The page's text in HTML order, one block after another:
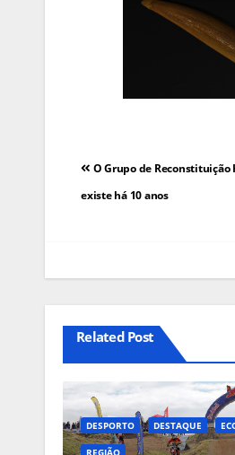
Navegação
de
O Grupo de
existe há 10 anos
Related Post
DESPORTO DESTAQUE
REGIÃO